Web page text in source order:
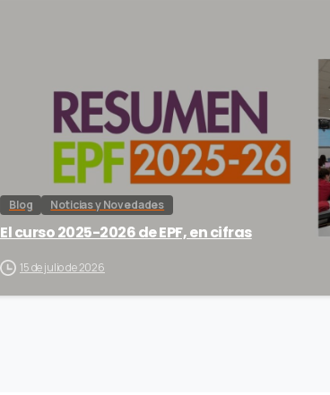
Blog Noticias y Novedades
El curso 2025-2026 de EPF, en cifras
15 de julio de 2026